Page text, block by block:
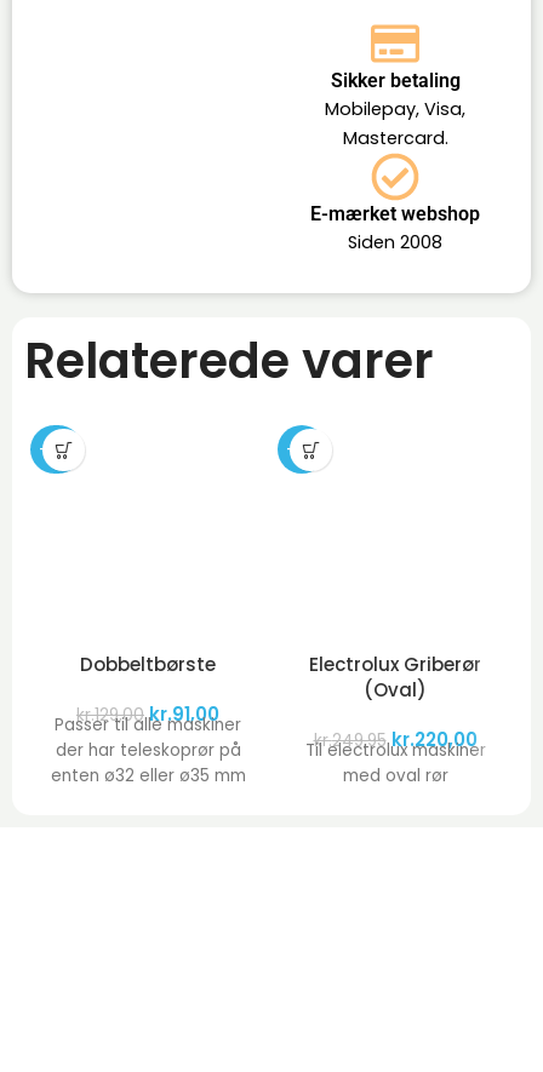
Sikker betaling
Mobilepay, Visa,
Mastercard.
E-mærket webshop
Siden 2008
Relaterede varer
-29%
Dobbeltbørste
kr.129,00 kr.91,00
Passer til alle maskiner
der har teleskoprør på
enten ø32 eller ø35 mm
-12%
Electrolux Griberør
(Oval)
kr.249,95 kr.220,00
Til electrolux maskiner
med oval rør